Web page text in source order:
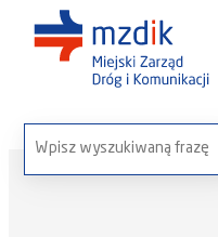
wyszukaj na stronie: